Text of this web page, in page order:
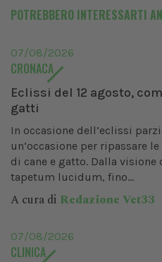
POTREBBERO INTERESSARTI
07/08/2026
CRONACA
Eclissi del 12 agosto,
gatti
In occasione dell’eclissi
un’occasione per ripassare
di cane e gatto. Dalla
tapetum lucidum, fino...
A cura di Redazione Vet33
07/08/2026
CLINICA